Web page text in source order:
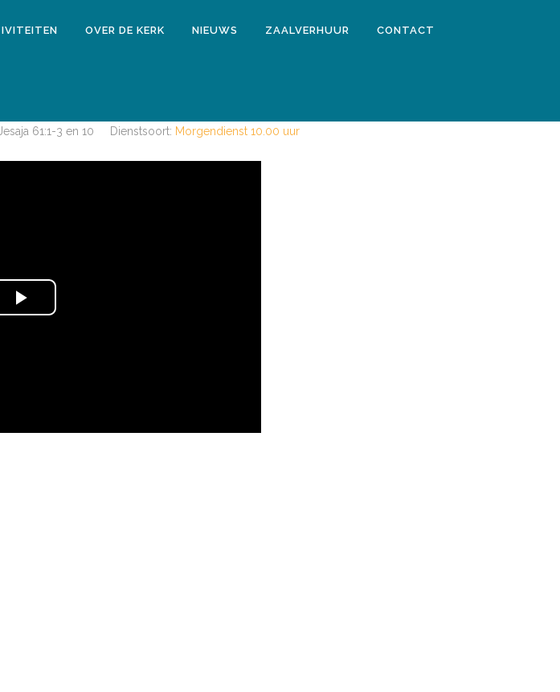
OVER DE KERK NIEUWS ZAALVERHUUR CONTACT
HELAAS GEEN BEELD BESCHIKBAAR!
Jesaja 61:1-3 en 10 Dienstsoort: Morgendienst 10.00 uur